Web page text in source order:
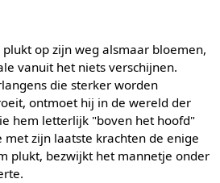
op zijn weg alsmaar bloemen,
vanuit het niets verschijnen.
die sterker worden
ontmoet hij in de wereld der
hem letterlijk "boven het hoofd"
zijn laatste krachten de enige
plukt, bezwijkt het mannetje onder